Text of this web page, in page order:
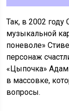
Так, в 2002
музыкальной
поневоле»
персонаж
«Цыпочка» Адам
в массовке,
вопросы.